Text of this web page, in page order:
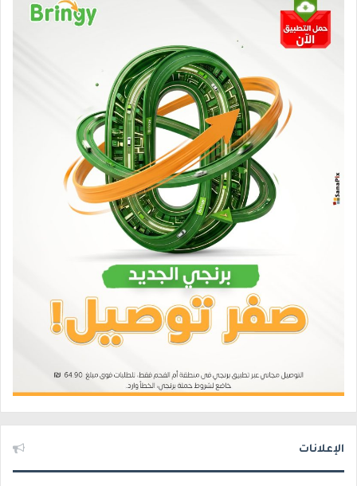
الإعلانات